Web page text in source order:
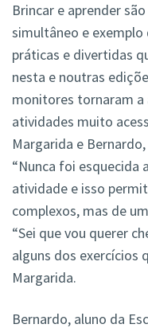
Brincar e aprender
simultâneo e
práticas e divertidas
nesta e noutras
monitores tornaram a
atividades muito
Margarida e
“Nunca foi esquecida
atividade e isso
complexos, mas de
“Sei que vou querer
alguns dos exercícios
Margarida.
Bernardo, aluno da